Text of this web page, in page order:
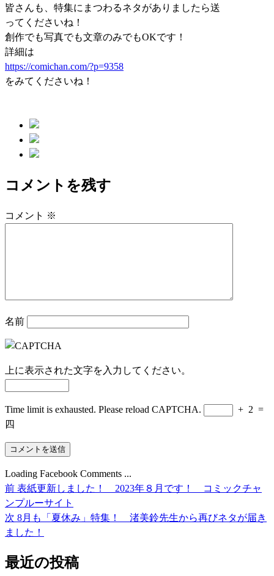
皆さんも、特集にまつわるネタがありましたら送
ってくださいね！
創作でも写真でも文章のみでもOKです！
詳細は
https://comichan.com/?p=9358
をみてくださいね！
コメントを残す
コメント ※
名前
上に表示された文字を入力してください。
Time limit is exhausted. Please reload CAPTCHA. + 2 =
四
Loading Facebook Comments ...
投
稿
ナ
ビ
前 前
の
投
稿:
表紙更新しました！ 2023年８月です！ コミックチャ
ンプルーサイト
次 次
の
稿:
8月も「夏休み」特集！ 渚美鈴先生から再びネタが届き
ました！
最近の投稿